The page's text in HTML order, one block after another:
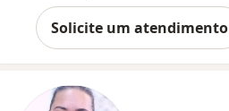
Solicite um atendimento